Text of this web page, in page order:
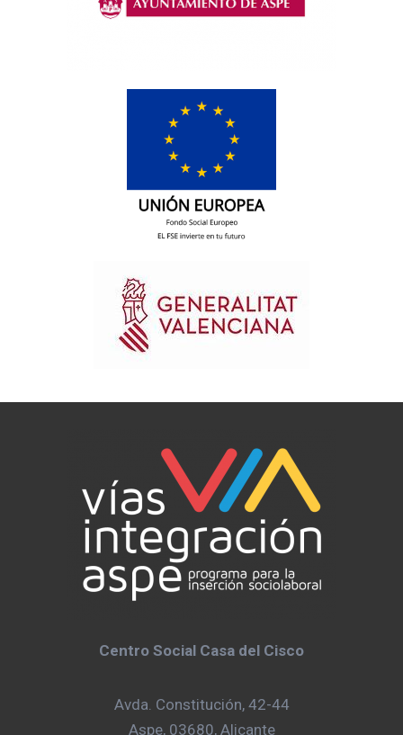
Centro Social Casa del Cisco
Avda. Constitución, 42-44
Aspe, 03680, Alicante